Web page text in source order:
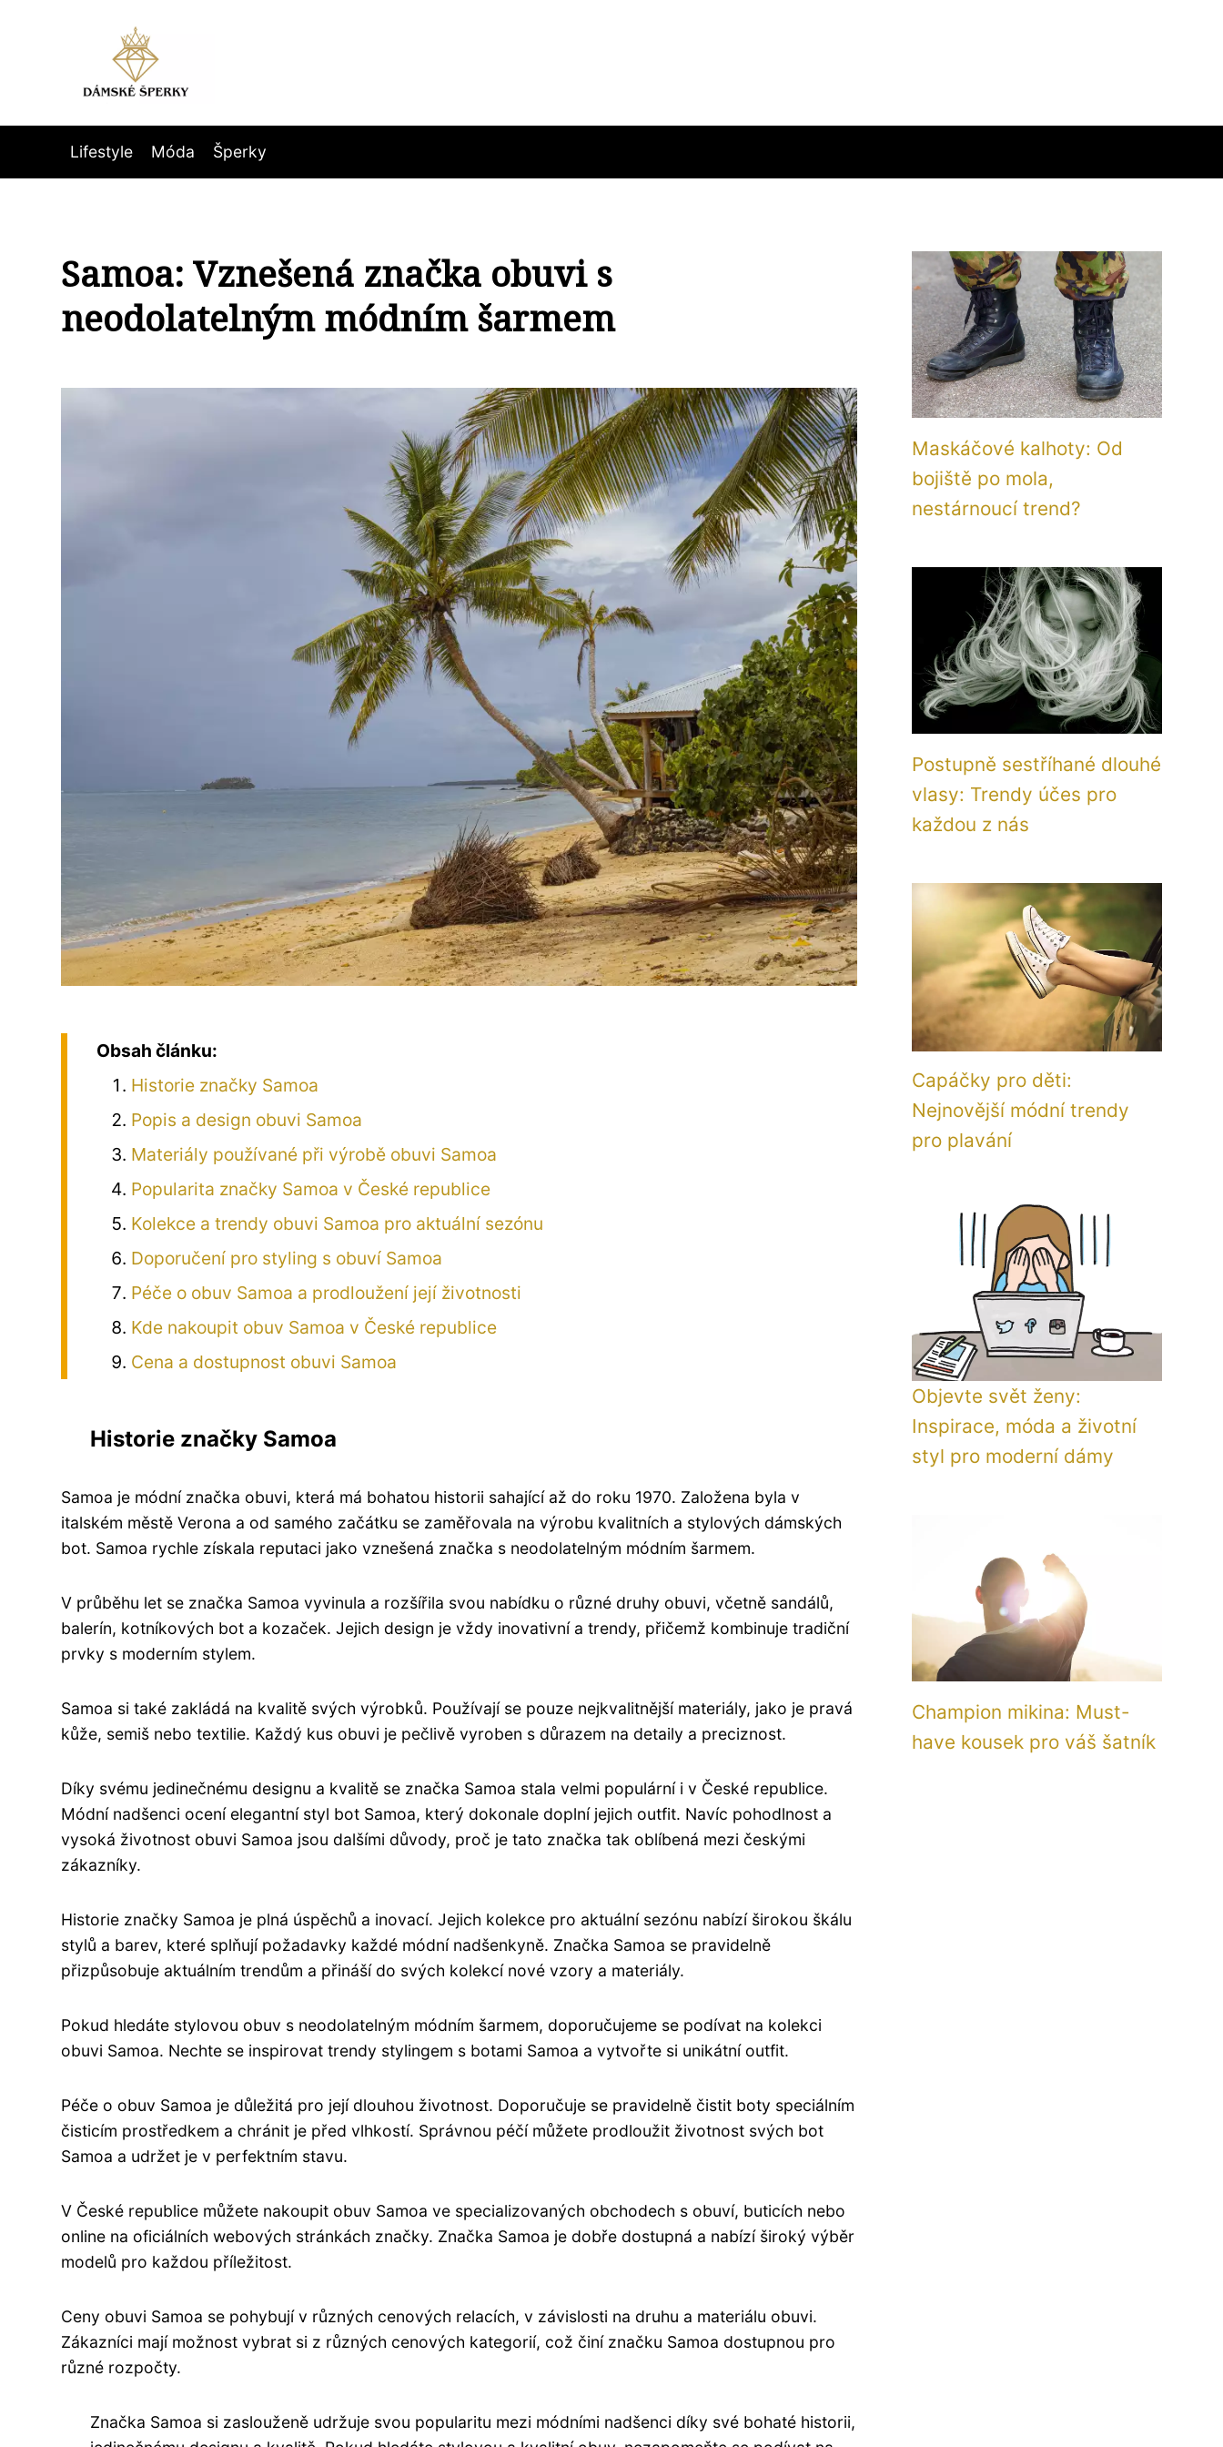
Lifestyle Móda Šperky
Samoa: Vznešená značka obuvi s
neodolatelným módním šarmem
Obsah článku:
Historie značky Samoa
Popis a design obuvi Samoa
Materiály používané při výrobě obuvi Samoa
Popularita značky Samoa v České republice
Kolekce a trendy obuvi Samoa pro aktuální sezónu
Doporučení pro styling s obuví Samoa
Péče o obuv Samoa a prodloužení její životnosti
Kde nakoupit obuv Samoa v České republice
Cena a dostupnost obuvi Samoa
Historie značky Samoa
Samoa je módní značka obuvi, která má bohatou historii sahající až do roku 1970. Založena byla v
italském městě Verona a od samého začátku se zaměřovala na výrobu kvalitních a stylových dámských
bot. Samoa rychle získala reputaci jako vznešená značka s neodolatelným módním šarmem.
V průběhu let se značka Samoa vyvinula a rozšířila svou nabídku o různé druhy obuvi, včetně sandálů,
balerín, kotníkových bot a kozaček. Jejich design je vždy inovativní a trendy, přičemž kombinuje tradiční
prvky s moderním stylem.
Samoa si také zakládá na kvalitě svých výrobků. Používají se pouze nejkvalitnější materiály, jako je pravá
kůže, semiš nebo textilie. Každý kus obuvi je pečlivě vyroben s důrazem na detaily a preciznost.
Díky svému jedinečnému designu a kvalitě se značka Samoa stala velmi populární i v České republice.
Módní nadšenci ocení elegantní styl bot Samoa, který dokonale doplní jejich outfit. Navíc pohodlnost a
vysoká životnost obuvi Samoa jsou dalšími důvody, proč je tato značka tak oblíbená mezi českými
zákazníky.
Historie značky Samoa je plná úspěchů a inovací. Jejich kolekce pro aktuální sezónu nabízí širokou škálu
stylů a barev, které splňují požadavky každé módní nadšenkyně. Značka Samoa se pravidelně
přizpůsobuje aktuálním trendům a přináší do svých kolekcí nové vzory a materiály.
Pokud hledáte stylovou obuv s neodolatelným módním šarmem, doporučujeme se podívat na kolekci
obuvi Samoa. Nechte se inspirovat trendy stylingem s botami Samoa a vytvořte si unikátní outfit.
Péče o obuv Samoa je důležitá pro její dlouhou životnost. Doporučuje se pravidelně čistit boty speciálním
čisticím prostředkem a chránit je před vlhkostí. Správnou péčí můžete prodloužit životnost svých bot
Samoa a udržet je v perfektním stavu.
V České republice můžete nakoupit obuv Samoa ve specializovaných obchodech s obuví, buticích nebo
online na oficiálních webových stránkách značky. Značka Samoa je dobře dostupná a nabízí široký výběr
modelů pro každou příležitost.
Ceny obuvi Samoa se pohybují v různých cenových relacích, v závislosti na druhu a materiálu obuvi.
Zákazníci mají možnost vybrat si z různých cenových kategorií, což činí značku Samoa dostupnou pro
různé rozpočty.
Značka Samoa si zaslouženě udržuje svou popularitu mezi módními nadšenci díky své bohaté historii,
Maskáčové kalhoty: Od
bojiště po mola,
nestárnoucí trend?
Postupně sestříhané dlouhé
vlasy: Trendy účes pro
každou z nás
Capáčky pro děti:
Nejnovější módní trendy
pro plavání
Objevte svět ženy:
Inspirace, móda a životní
styl pro moderní dámy
Champion mikina: Must-
have kousek pro váš šatník